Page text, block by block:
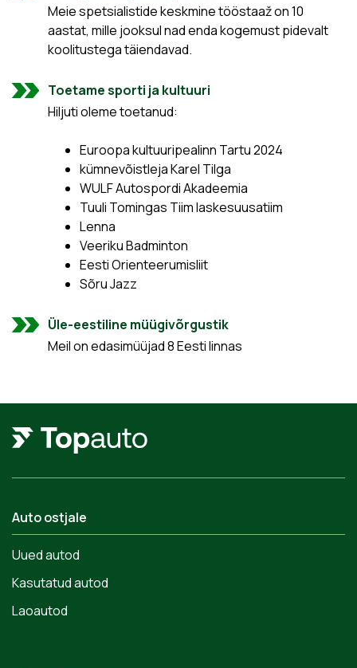
Meie spetsialistide keskmine tööstaaž on 10
aastat, mille jooksul nad enda kogemust pidevalt
koolitustega täiendavad.
Toetame sporti ja kultuuri
Hiljuti oleme toetanud:
Euroopa kultuuripealinn Tartu 2024
kümnevõistleja Karel Tilga
WULF Autospordi Akadeemia
Tuuli Tomingas Tiim laskesuusatiim
Lenna
Veeriku Badminton
Eesti Orienteerumisliit
Sõru Jazz
Üle-eestiline müügivõrgustik
Meil on edasimüüjad 8 Eesti linnas
Auto ostjale
Uued autod
Kasutatud autod
Laoautod